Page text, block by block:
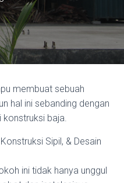
membuat sebuah
hal ini sebanding dengan
konstruksi baja.
Sipil, & Desain
ini tidak hanya unggul